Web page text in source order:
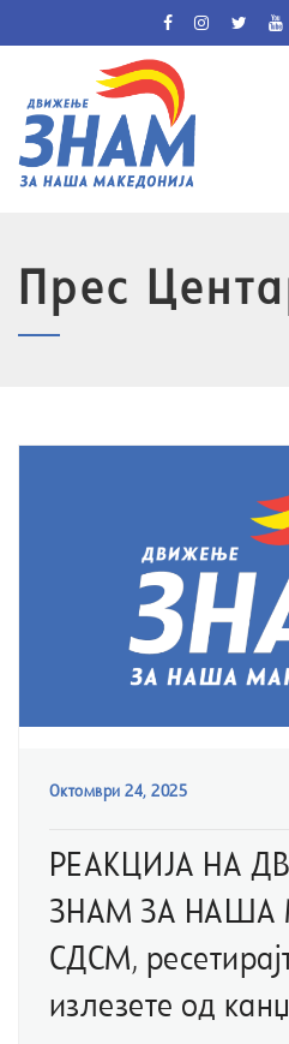
Прес
Октомври 24, 2025
РЕАКЦИЈА НА
ЗНАМ ЗА НАША
СДСМ,
излезете од